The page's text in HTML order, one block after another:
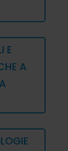
E
A